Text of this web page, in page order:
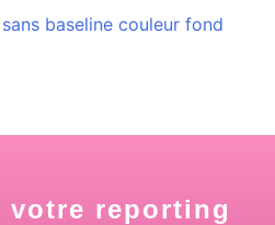
votre reporting